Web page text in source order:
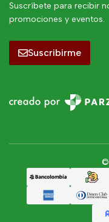
Suscríbete para recibir
promociones y eventos.
Suscribirme
©